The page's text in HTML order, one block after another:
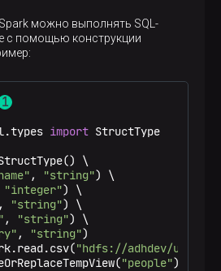
можно выполнять SQL-
с помощью конструкции
import StructType
StructType() \
, "string") \
"integer") \
, "string") \
, "string") \
, "string")
"hdfs://adhdev/user/
"people")